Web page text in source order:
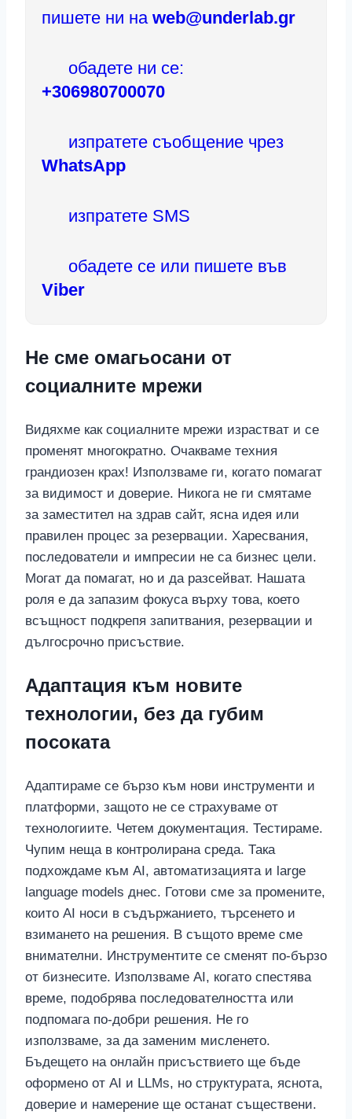
пишете ни на web@underlab.gr
обадете ни се:
+306980700070
изпратете съобщение чрез
WhatsApp
изпратете SMS
обадете се или пишете във
Viber
Не сме омагьосани от
социалните мрежи
Видяхме как социалните мрежи израстват и се
променят многократно. Очакваме техния
грандиозен крах! Използваме ги, когато помагат
за видимост и доверие. Никога не ги смятаме
за заместител на здрав сайт, ясна идея или
правилен процес за резервации. Харесвания,
последователи и импресии не са бизнес цели.
Могат да помагат, но и да разсейват. Нашата
роля е да запазим фокуса върху това, което
всъщност подкрепя запитвания, резервации и
дългосрочно присъствие.
Адаптация към новите
технологии, без да губим
посоката
Адаптираме се бързо към нови инструменти и
платформи, защото не се страхуваме от
технологиите. Четем документация. Тестираме.
Чупим неща в контролирана среда. Така
подхождаме към AI, автоматизацията и large
language models днес. Готови сме за промените,
които AI носи в съдържанието, търсенето и
взимането на решения. В същото време сме
внимателни. Инструментите се сменят по-бързо
от бизнесите. Използваме AI, когато спестява
време, подобрява последователността или
подпомага по-добри решения. Не го
използваме, за да заменим мисленето.
Бъдещето на онлайн присъствието ще бъде
оформено от AI и LLMs, но структурата, яснота,
доверие и намерение ще останат съществени.